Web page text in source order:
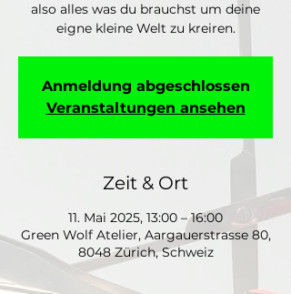
also alles was du brauchst um deine
eigne kleine Welt zu kreiren.
Anmeldung abgeschlossen
Veranstaltungen ansehen
Zeit & Ort
11. Mai 2025, 13:00 – 16:00
Green Wolf Atelier, Aargauerstrasse 80,
8048 Zürich, Schweiz